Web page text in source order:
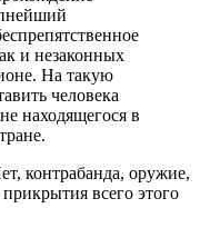
и незаконных
На такую
человека
находящегося в
контрабанда, оружие,
всего этого